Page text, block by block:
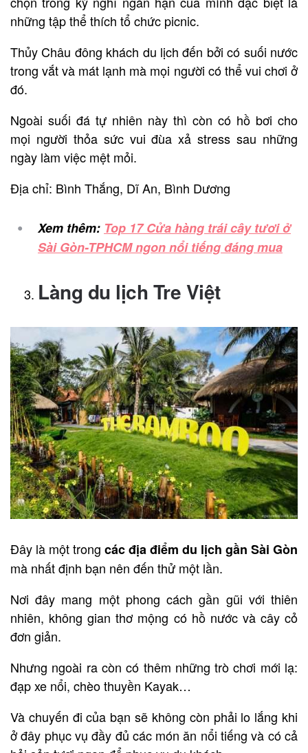
những tập thể thích tổ chức picnic.
Thủy Châu đông khách du lịch đến bởi có suối nước
trong vắt và mát lạnh mà mọi người có thể vui chơi ở
đó.
Ngoài suối đá tự nhiên này thì còn có hồ bơi cho
mọi người thỏa sức vui đùa xả stress sau những
ngày làm việc mệt mỏi.
Địa chỉ: Bình Thắng, Dĩ An, Bình Dương
Xem thêm: Top 17 Cửa hàng trái cây tươi ở
Sài Gòn-TPHCM ngon nổi tiếng đáng mua
Làng du lịch Tre Việt
Đây là một trong các địa điểm du lịch gần Sài Gòn
mà nhất định bạn nên đến thử một lần.
Nơi đây mang một phong cách gần gũi với thiên
nhiên, không gian thơ mộng có hồ nước và cây cỏ
đơn giản.
Nhưng ngoài ra còn có thêm những trò chơi mới lạ:
đạp xe nổi, chèo thuyền Kayak…
Và chuyến đi của bạn sẽ không còn phải lo lắng khi
ở đây phục vụ đầy đủ các món ăn nổi tiếng và có cả